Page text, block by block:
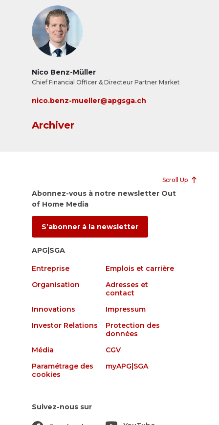
Nico Benz-Müller
Chief Financial Officer & Directeur Partner Market
nico.benz-mueller@apgsga.ch
Archiver
Scroll Up
Abonnez-vous à notre newsletter Out
of Home Media
S’abonner à la newsletter
APG|SGA
Entreprise
Emplois et carrière
Organisation
Adresses et
contact
Innovations
Impressum
Investor Relations
Protection des
données
Média
CGV
Paramétrage des
cookies
myAPG|SGA
Suivez-nous sur